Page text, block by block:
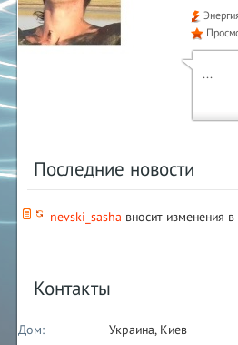
...
Последние новости
nevski_sasha вносит изменения
Контакты
Дом: Украина, Киев